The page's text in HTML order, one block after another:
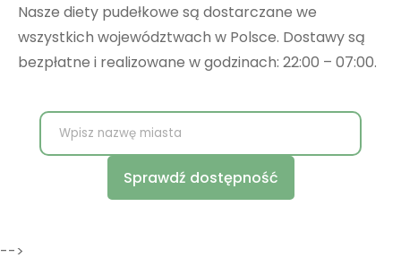
Nasze diety pudełkowe są dostarczane we
wszystkich województwach w Polsce. Dostawy są
bezpłatne i realizowane w godzinach: 22:00 – 07:00.
Sprawdź dostępność
-->